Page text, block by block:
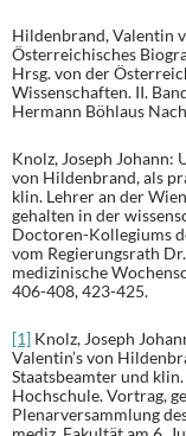
Hildenbrand, Valentin
Österreichisches
Hrsg. von der
Wissenschaften. II.
Hermann Böhlaus
Knolz, Joseph Johann:
von Hildenbrand, als
klin. Lehrer an der
gehalten in der
Doctoren-Kollegiums
vom Regierungsrath
medizinische
406-408, 423-425.
[1] Knolz, Joseph
Valentin’s von
Staatsbeamter und
Hochschule. Vortrag,
Plenarversammlung